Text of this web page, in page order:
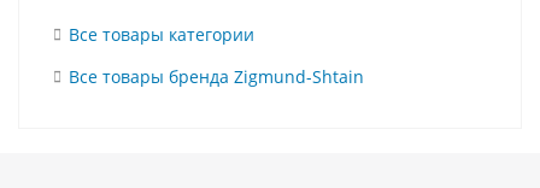
Все товары категории
Все товары бренда Zigmund-Shtain